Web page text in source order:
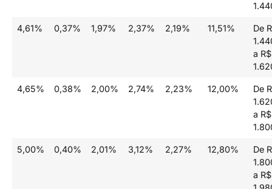
4,61% 0,37% 1,97% 2,37% 2,19% 11,51%
De
a R$
4,65% 0,38% 2,00% 2,74% 2,23% 12,00%
De
a R$
5,00% 0,40% 2,01% 3,12% 2,27% 12,80%
De
a R$